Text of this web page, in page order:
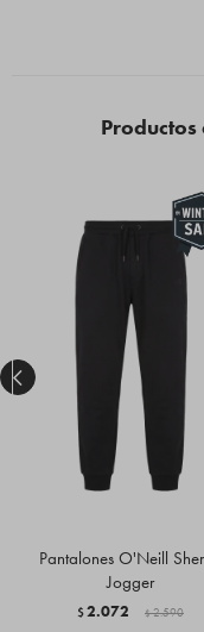
Pantalones O'Neill
Jogger
$2.072 $ 2.590
